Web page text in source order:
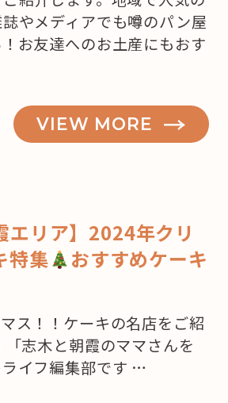
やメディアでも噂のパン屋
お友達へのお土産にもおす
VIEW MORE
エリア】2024年クリ
特集
おすすめケーキ
ス！！ケーキの名店をご紹
志木と朝霞のママさんを
イフ編集部です …